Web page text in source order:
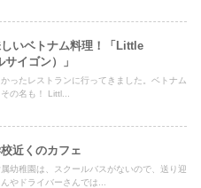
いベトナム料理！「Little
イゴン）」
ったレストランに行ってきました。ベトナム
の名も！ Littl...
近くのカフェ
幼稚園は、スクールバスがないので、送り迎
やドライバーさんでは...